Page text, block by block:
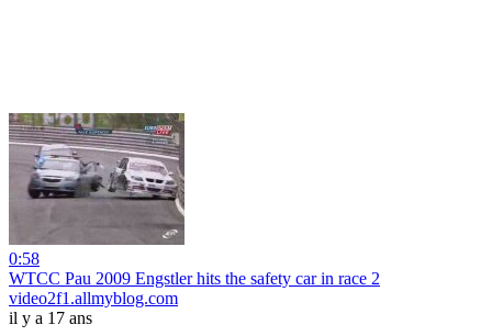
0:58
WTCC Pau 2009 Engstler hits the safety car in race 2
video2f1.allmyblog.com
il y a 17 ans